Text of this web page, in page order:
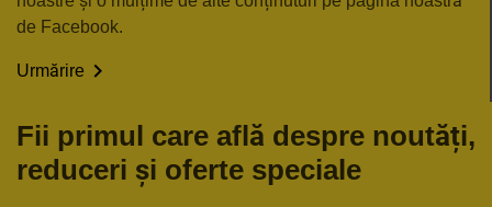
de Facebook.
Urmărire 
Fii primul care află despre noutăți,
reduceri și oferte speciale